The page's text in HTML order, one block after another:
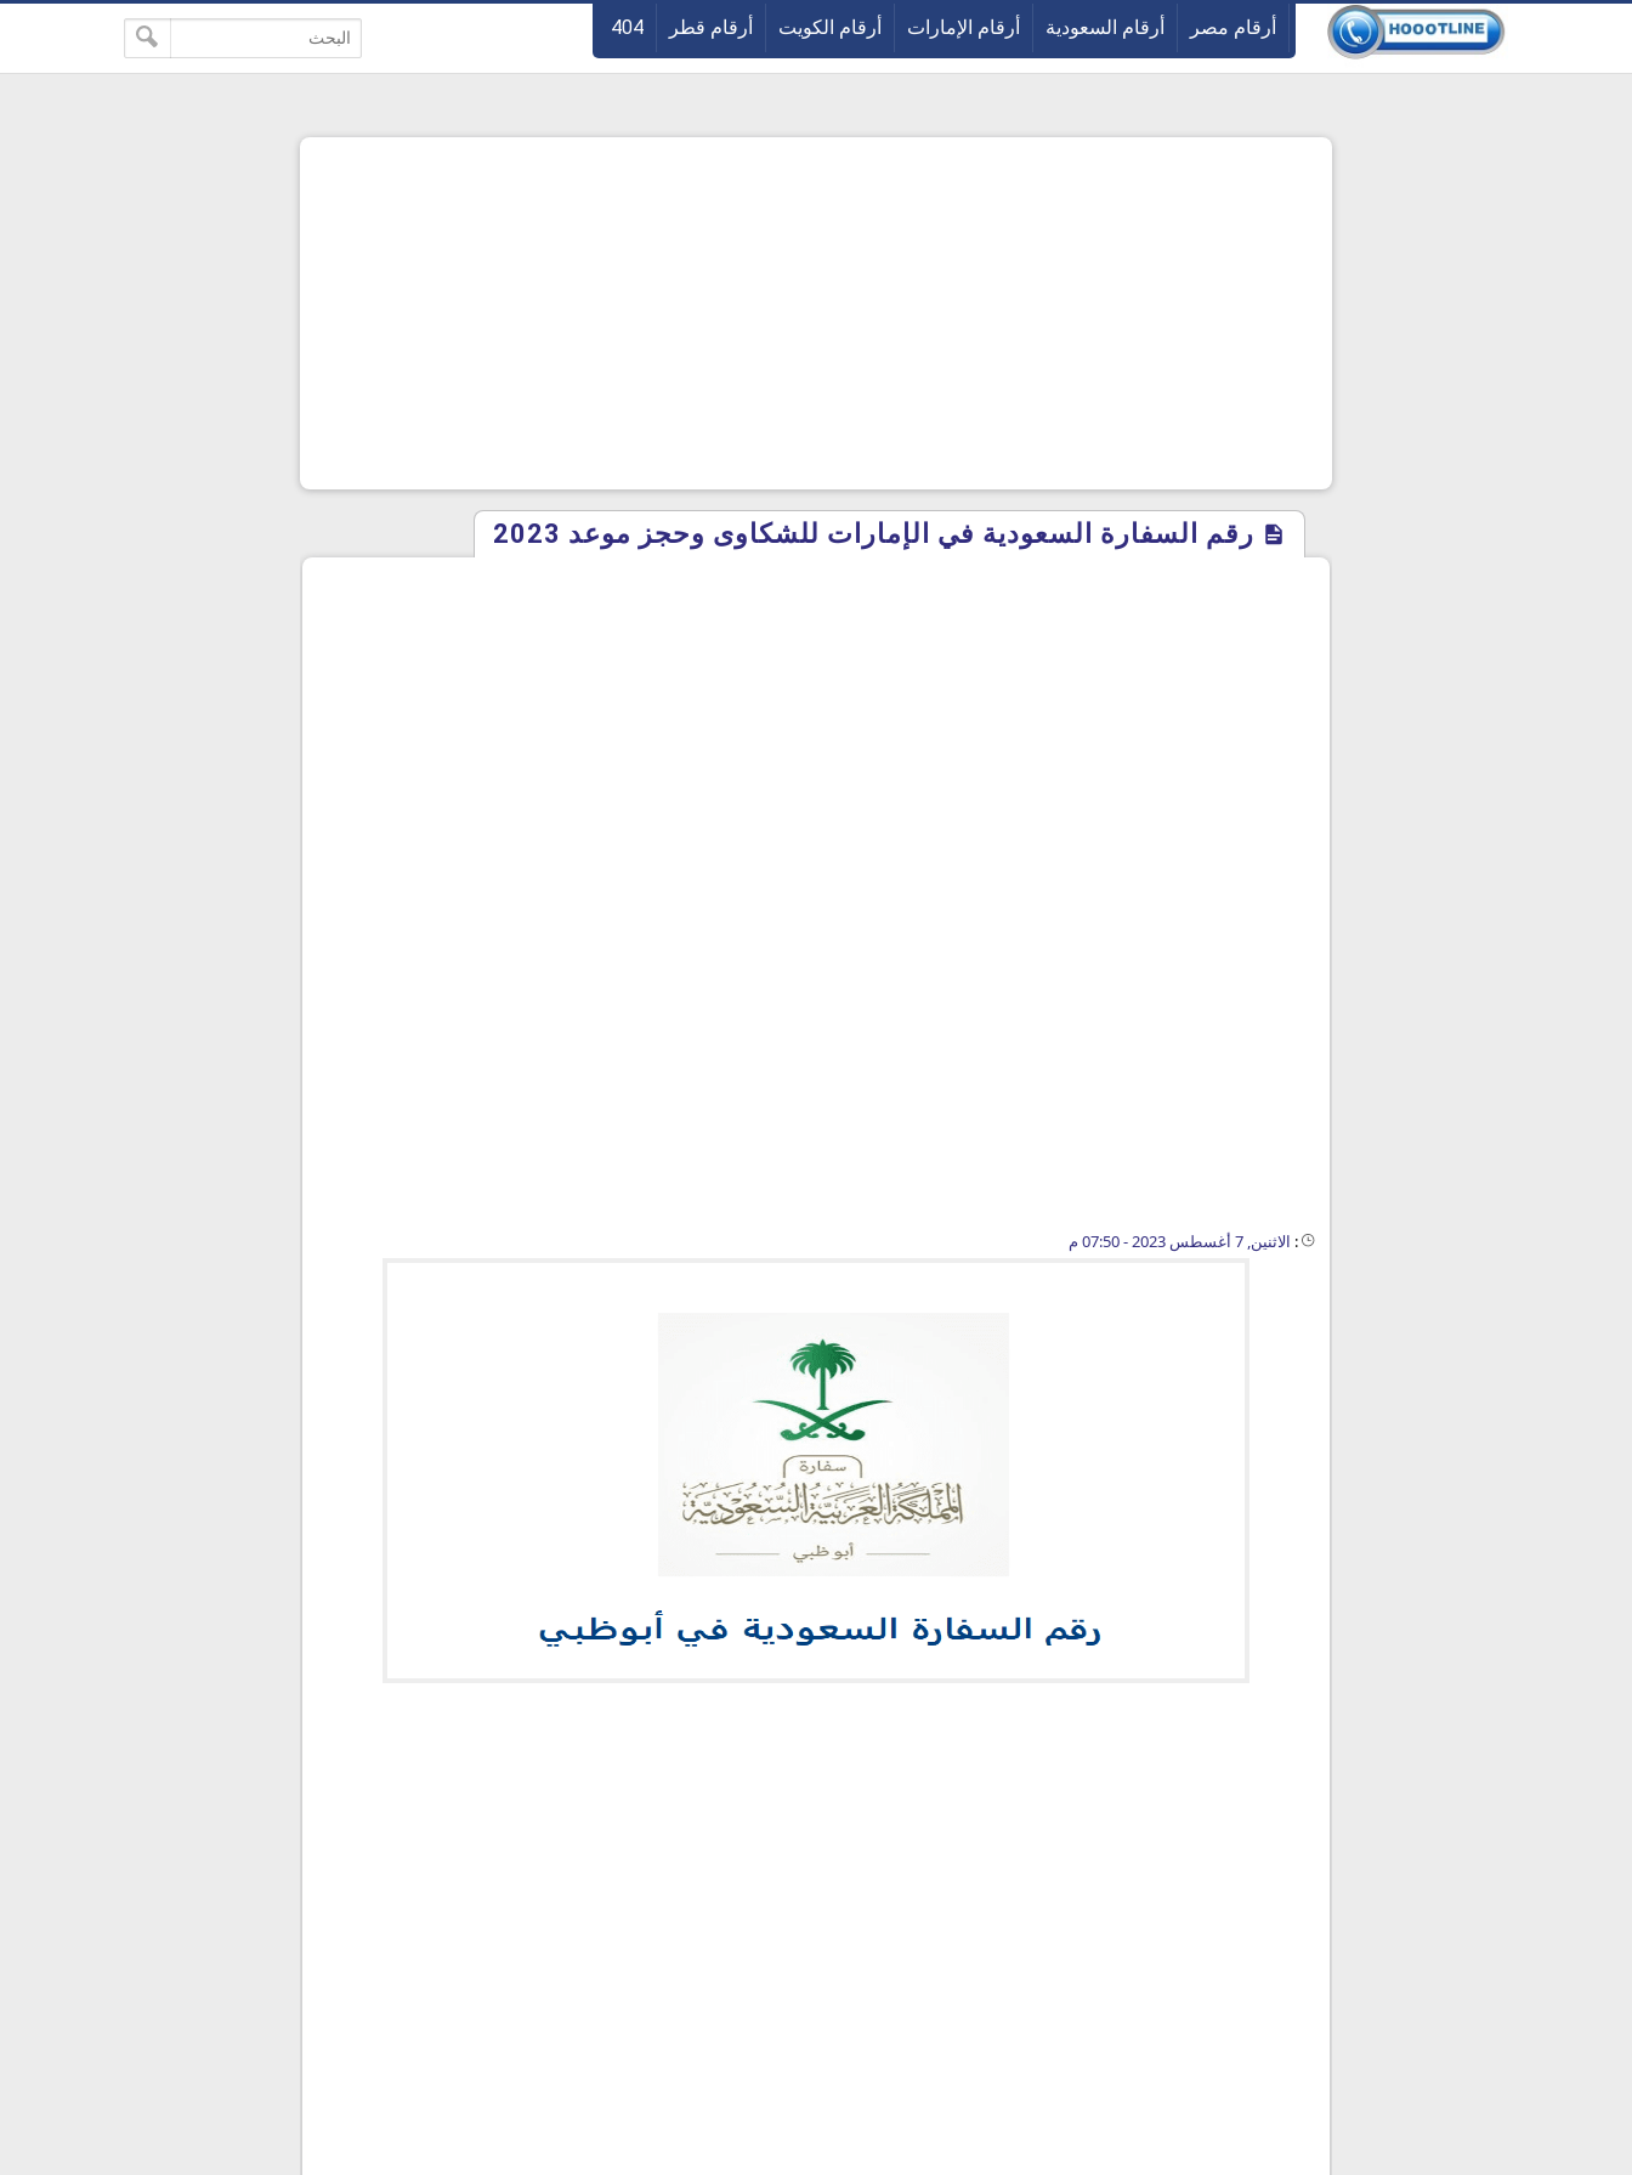
أرقام مصر أرقام السعودية أرقام الإمارات أرقام الكويت أرقام قطر 404
رقم السفارة السعودية في الإمارات للشكاوى وحجز موعد 2023
: الاثنين, 7 أغسطس 2023 - 07:50 م